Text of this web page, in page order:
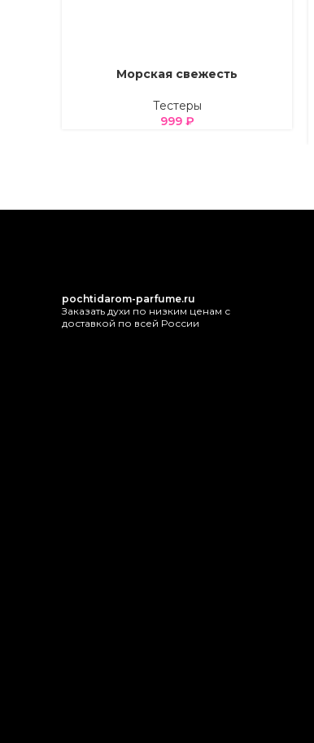
ВЫБЕРИТЕ ПАРАМЕТРЫ
Морская свежесть
Тестеры
999 ₽
pochtidarom-parfume.ru
Заказать духи по низким ценам с
доставкой по всей России